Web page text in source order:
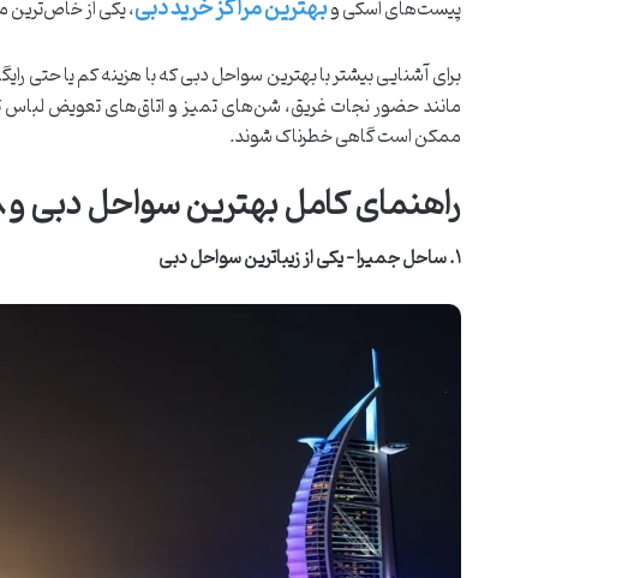
پیست‌های اسکی و
، یکی از
برای آشنایی بیشتر با بهترین سواحل دبی که با هزینه کم یا
مانند حضور نجات غریق، شن‌های تمیز و اتاق‌های تعویض لباس
ممکن است گاهی خطرناک شوند.
راهنمای کامل بهترین سواحل دبی و ۸ ساحل با تفریحات فوق‌العاده
۱. ساحل جمیرا – یکی از زیباترین سواحل دبی